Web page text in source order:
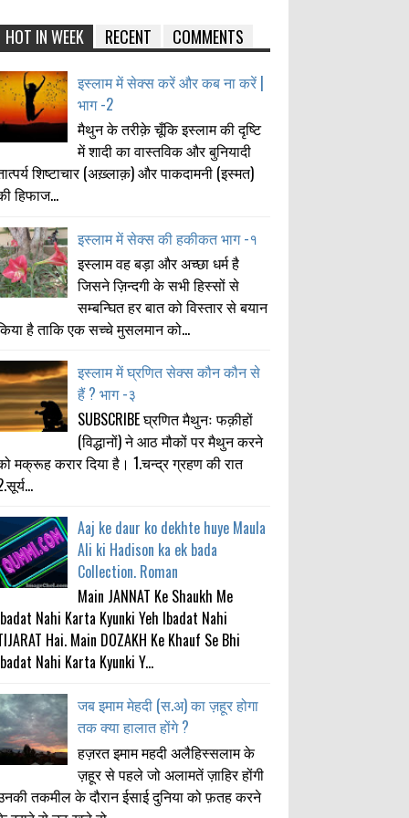
HOT IN WEEK RECENT COMMENTS
इस्लाम में सेक्स करें और कब ना करें |
भाग -2
मैथुन के तरीक़े चूँकि इस्लाम की दृष्टि
में शादी का वास्तविक और बुनियादी
शिष्टाचार (अख़्लाक़) और पाकदामनी (इस्मत)
हिफाज...
इस्लाम में सेक्स की हकीकत भाग -१
इस्लाम वह बड़ा और अच्छा धर्म है
जिसने ज़िन्दगी के सभी हिस्सों से
सम्बन्घित हर बात को विस्तार से बयान
है ताकि एक सच्चे मुसलमान को...
इस्लाम में घ्रणित सेक्स कौन कौन से
हैं ? भाग -३
SUBSCRIBE घ्रणित मैथुनः फक़ीहों
(विद्धानों) ने आठ मौकों पर मैथुन करने
मक्रूह करार दिया है। 1.चन्द्र ग्रहण की रात
Aaj ke daur ko dekhte huye Maula
Ali ki Hadison ka ek bada
Collection. Roman
Main JANNAT Ke Shaukh Me
Nahi Karta Kyunki Yeh Ibadat Nahi
Hai. Main DOZAKH Ke Khauf Se Bhi
Nahi Karta Kyunki Y...
जब इमाम मेहदी (स.अ) का ज़हूर होगा
तक क्या हालात होंगे ?
हज़रत इमाम महदी अलैहिस्सलाम के
ज़हूर से पहले जो अलामतें ज़ाहिर होंगी
तकमील के दौरान ईसाई दुनिया को फ़तह करने